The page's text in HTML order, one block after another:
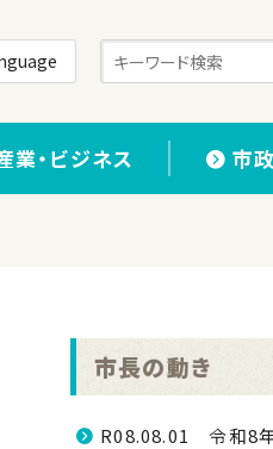
業・ビジネス 市
市長の動き
R08.08.01 令和8